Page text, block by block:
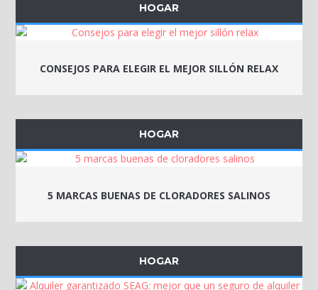
HOGAR
CONSEJOS PARA ELEGIR EL MEJOR SILLÓN RELAX
HOGAR
5 MARCAS BUENAS DE CLORADORES SALINOS
HOGAR